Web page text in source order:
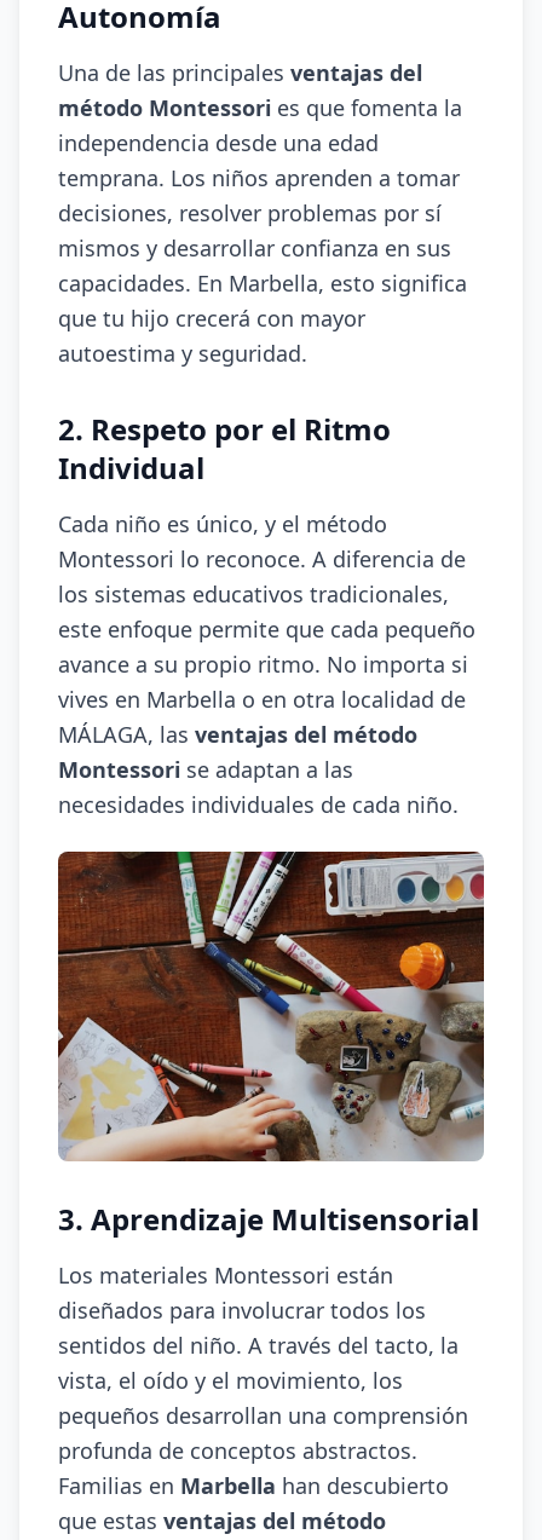
Autonomía
Una de las principales ventajas del
método Montessori es que fomenta la
independencia desde una edad
temprana. Los niños aprenden a tomar
decisiones, resolver problemas por sí
mismos y desarrollar confianza en sus
capacidades. En Marbella, esto significa
que tu hijo crecerá con mayor
autoestima y seguridad.
2. Respeto por el Ritmo
Individual
Cada niño es único, y el método
Montessori lo reconoce. A diferencia de
los sistemas educativos tradicionales,
este enfoque permite que cada pequeño
avance a su propio ritmo. No importa si
vives en Marbella o en otra localidad de
MÁLAGA, las ventajas del método
Montessori se adaptan a las
necesidades individuales de cada niño.
3. Aprendizaje Multisensorial
Los materiales Montessori están
diseñados para involucrar todos los
sentidos del niño. A través del tacto, la
vista, el oído y el movimiento, los
pequeños desarrollan una comprensión
profunda de conceptos abstractos.
Familias en Marbella han descubierto
que estas ventajas del método